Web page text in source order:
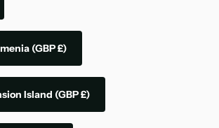
(GBP £)
Island (GBP £)